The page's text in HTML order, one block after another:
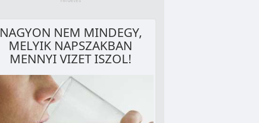
NAGYON NEM MINDEGY,
MELYIK NAPSZAKBAN
MENNYI VIZET ISZOL!